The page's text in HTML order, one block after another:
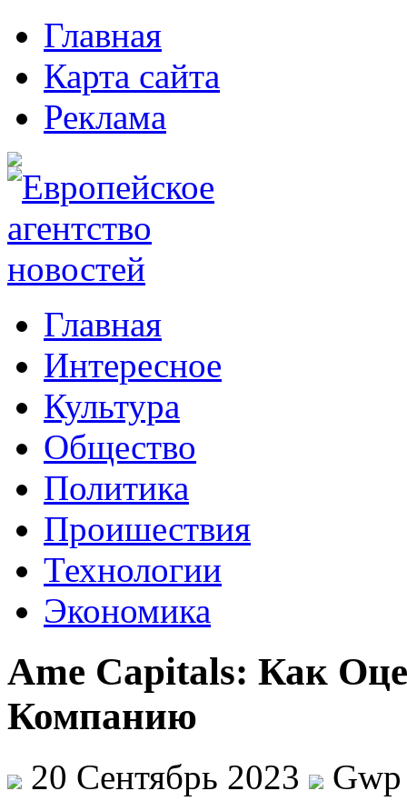
Главная
Карта сайта
Реклама
Главная
Интересное
Культура
Общество
Политика
Проишествия
Технологии
Экономика
Ame Capitals: Как
Компанию
20 Сентябрь 2023
Gwp